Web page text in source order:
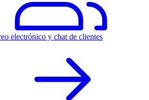
electrónico y chat de clientes